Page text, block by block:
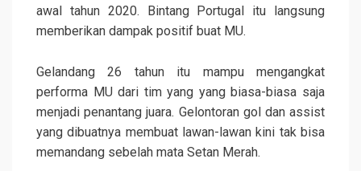
awal tahun 2020. Bintang Portugal itu langsung
memberikan dampak positif buat MU.
Gelandang 26 tahun itu mampu mengangkat
performa MU dari tim yang yang biasa-biasa saja
menjadi penantang juara. Gelontoran gol dan assist
yang dibuatnya membuat lawan-lawan kini tak bisa
memandang sebelah mata Setan Merah.